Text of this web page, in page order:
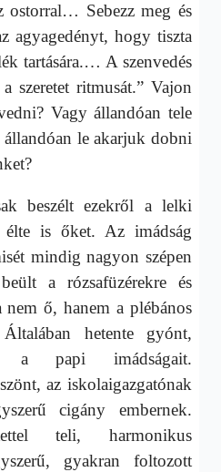
ostorral… Sebezz meg és
agyagedényt, hogy tiszta
tartására.… A szenvedés
szeretet ritmusát.” Vajon
Vagy állandóan tele
le akarjuk dobni
beszélt ezekről a lelki
élte is őket. Az imádság
mindig nagyon szépen
a rózsafüzérekre és
ő, hanem a plébános
hetente gyónt,
a papi imádságait.
az iskolaigazgatónak
cigány embernek.
teli, harmonikus
gyakran foltozott